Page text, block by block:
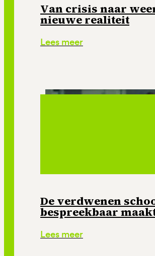
Van crisis naar
nieuwe realiteit
Lees meer
De verdwenen
bespreekbaar
Lees meer